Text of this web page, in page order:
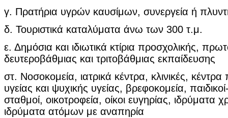
γ. Πρατήρια υγρών καυσίμων, συνεργεία ή
δ. Τουριστικά καταλύματα άνω των 300 τ.μ.
ε. Δημόσια και ιδιωτικά κτίρια προσχολικής,
δευτεροβάθμιας και τριτοβάθμιας εκπαίδευσης
στ. Νοσοκομεία, ιατρικά κέντρα, κλινικές,
υγείας και ψυχικής υγείας, βρεφοκομεία,
σταθμοί, οικοτροφεία, οίκοι ευγηρίας, ιδρύματα
ιδρύματα ατόμων με αναπηρία